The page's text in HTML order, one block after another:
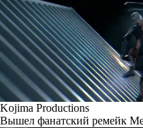
Kojima Productions
Вышел фанатский ремейк